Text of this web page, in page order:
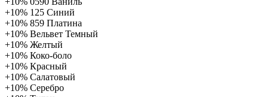
+10% 125 Синий
+10% 859 Платина
+10% Вельвет Темный
+10% Желтый
+10% Коко-боло
+10% Красный
+10% Салатовый
+10% Серебро